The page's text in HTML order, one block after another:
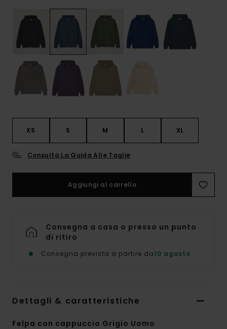
XS S M L XL
Consulta La Guida Alle Taglie
Aggiungi al carrello
Consegna a casa o presso un punto
di ritiro
Consegna prevista a partire da10 agosto
Dettagli & caratteristiche
Felpa con cappuccio Grigio Uomo